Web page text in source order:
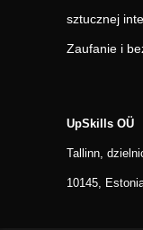
sztucznej
Zaufanie i
UpSkills OÜ
Tallinn,
10145,